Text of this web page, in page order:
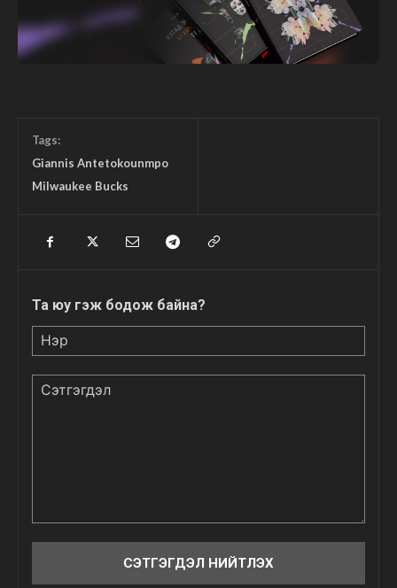
Tags:
Giannis Antetokounmpo
Milwaukee Bucks
Та юу гэж бодож байна?